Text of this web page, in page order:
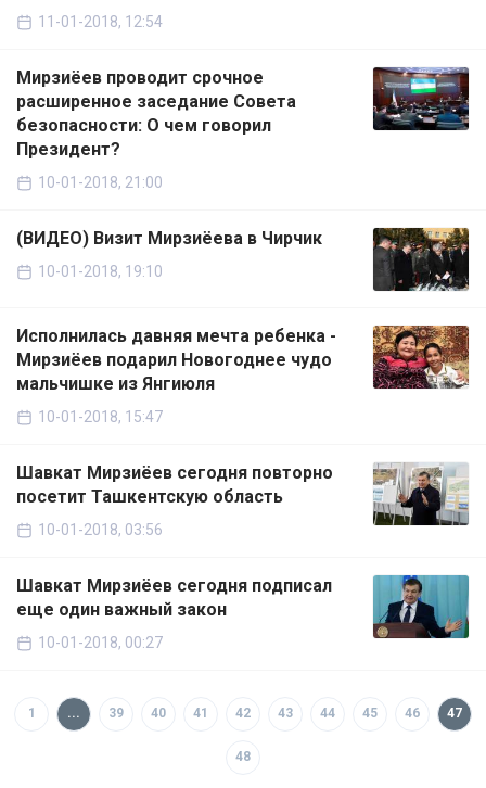
11-01-2018, 12:54
Мирзиёев проводит срочное
расширенное заседание Совета
безопасности: О чем говорил
Президент?
10-01-2018, 21:00
(ВИДЕО) Визит Мирзиёева в Чирчик
10-01-2018, 19:10
Исполнилась давняя мечта ребенка -
Мирзиёев подарил Новогоднее чудо
мальчишке из Янгиюля
10-01-2018, 15:47
Шавкат Мирзиёев сегодня повторно
посетит Ташкентскую область
10-01-2018, 03:56
Шавкат Мирзиёев сегодня подписал
еще один важный закон
10-01-2018, 00:27
1 ... 39 40 41 42 43 44 45 46 47
48